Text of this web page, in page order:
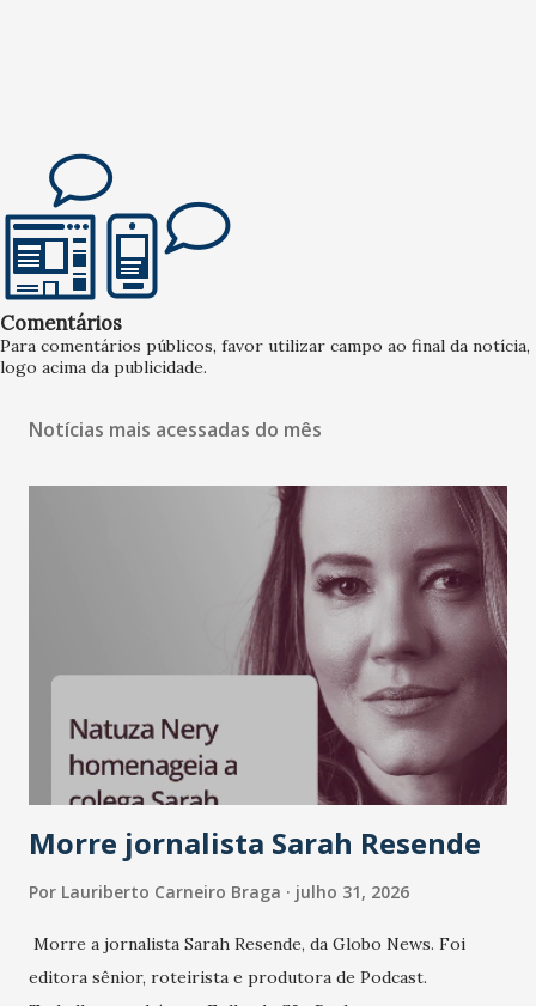
Comentários
Para comentários públicos, favor utilizar campo ao final da notícia,
logo acima da publicidade.
Notícias mais acessadas do mês
Morre jornalista Sarah Resende
Por Lauriberto Carneiro Braga julho 31, 2026
Morre a jornalista Sarah Resende, da Globo News. Foi
editora sênior, roteirista e produtora de Podcast.